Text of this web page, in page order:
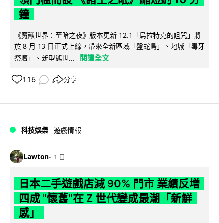
鐘
《魔獸世界：至暗之夜》版本更新 12.1「烏拉特克的詛咒」將
於 8 月 13 日正式上線，帶來全新區域「盤蛇島」、地城「毒牙
祭壇」、新型態世...
閱讀全文
116 分享
科技娛樂 遊戲情報
Lawton 1 日
日本二手遊戲店減 90% 門市 業績反增
四成 "懷舊"在 Z 世代變成最潮「新鮮
感」